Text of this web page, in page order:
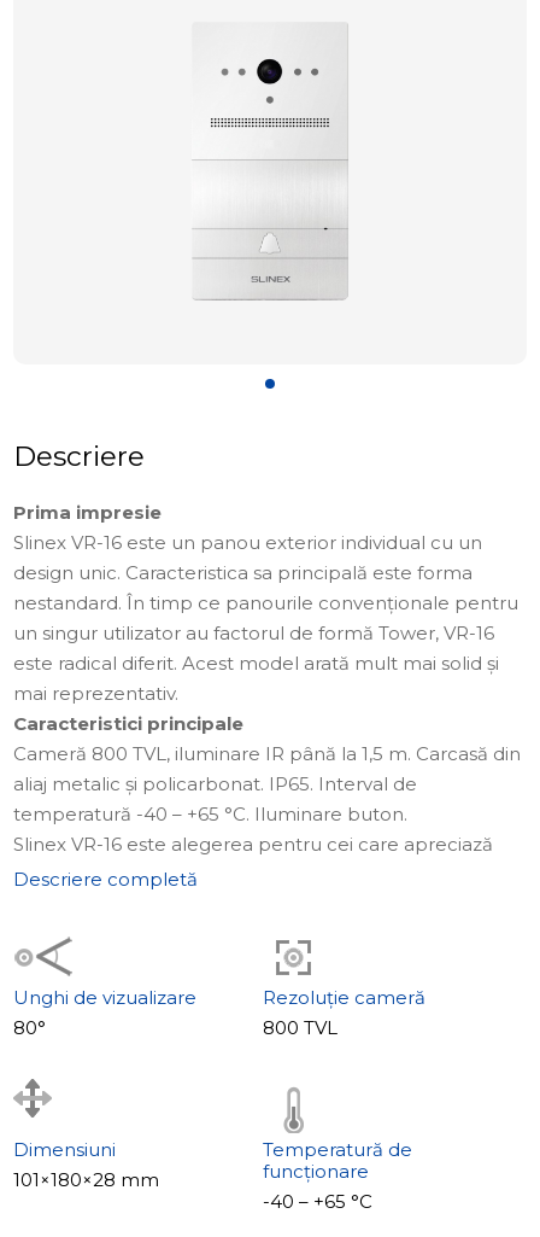
Descriere
Prima impresie
Slinex VR-16 este un panou exterior individual cu un
design unic. Caracteristica sa principală este forma
nestandard. În timp ce panourile convenționale pentru
un singur utilizator au factorul de formă Tower, VR-16
este radical diferit. Acest model arată mult mai solid și
mai reprezentativ.
Caracteristici principale
Cameră 800 TVL, iluminare IR până la 1,5 m. Carcasă din
aliaj metalic și policarbonat. IP65. Interval de
temperatură -40 – +65 °С. Iluminare buton.
Slinex VR-16 este alegerea pentru cei care apreciază
aspectul original.
Descriere completă
Unghi de vizualizare
80°
Rezoluție cameră
800 TVL
Dimensiuni
101×180×28 mm
Temperatură de
funcționare
-40 – +65 °С